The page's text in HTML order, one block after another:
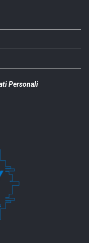
Personali